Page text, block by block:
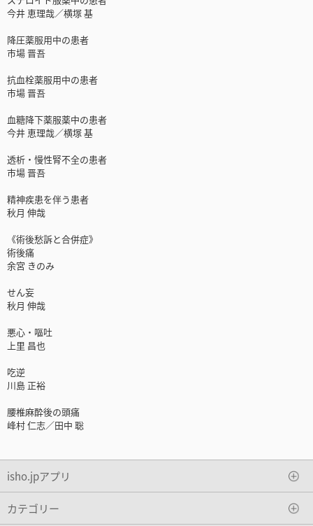
今井 恵理哉／横塚 基
降圧薬服用中の患者
市場 晋吾
抗血栓薬服用中の患者
市場 晋吾
血糖降下薬服薬中の患者
今井 恵理哉／横塚 基
透析・慢性腎不全の患者
市場 晋吾
精神疾患を伴う患者
秋月 伸哉
《術後愁訴と合併症》
術後痛
余宮 きのみ
せん妄
秋月 伸哉
悪心・嘔吐
上里 昌也
吃逆
川島 正裕
腰椎麻酔後の頭痛
峰村 仁志／田中 聡
isho.jpアプリ
カテゴリー